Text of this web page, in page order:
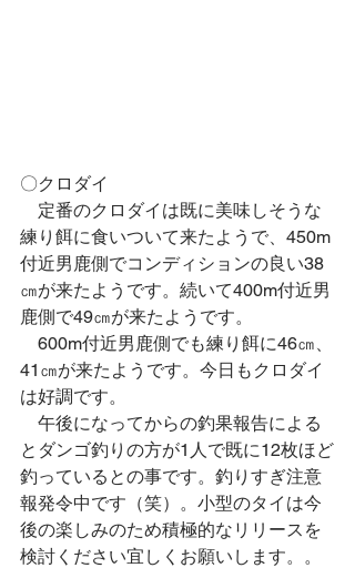
〇クロダイ
定番のクロダイは既に美味しそうな
練り餌に食いついて来たようで、450m
付近男鹿側でコンディションの良い38
㎝が来たようです。続いて400m付近男
鹿側で49㎝が来たようです。
600m付近男鹿側でも練り餌に46㎝、
41㎝が来たようです。今日もクロダイ
は好調です。
午後になってからの釣果報告による
とダンゴ釣りの方が1人で既に12枚ほど
釣っているとの事です。釣りすぎ注意
報発令中です（笑）。小型のタイは今
後の楽しみのため積極的なリリースを
検討ください宜しくお願いします。。